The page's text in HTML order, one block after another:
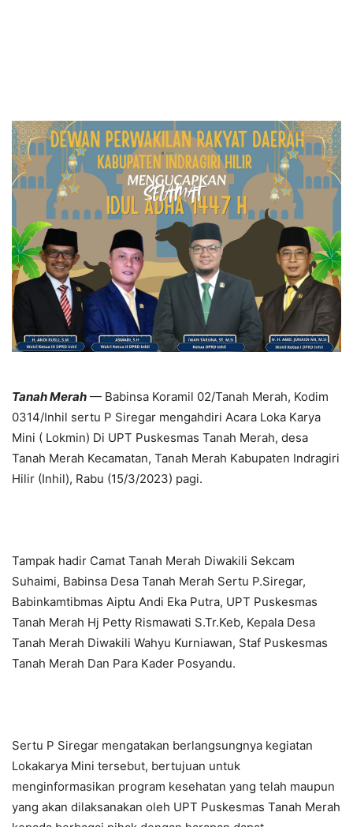
Tanah Merah — Babinsa Koramil 02/Tanah Merah, Kodim
0314/Inhil sertu P Siregar mengahdiri Acara Loka Karya
Mini ( Lokmin) Di UPT Puskesmas Tanah Merah, desa
Tanah Merah Kecamatan, Tanah Merah Kabupaten Indragiri
Hilir (Inhil), Rabu (15/3/2023) pagi.
Tampak hadir Camat Tanah Merah Diwakili Sekcam
Suhaimi, Babinsa Desa Tanah Merah Sertu P.Siregar,
Babinkamtibmas Aiptu Andi Eka Putra, UPT Puskesmas
Tanah Merah Hj Petty Rismawati S.Tr.Keb, Kepala Desa
Tanah Merah Diwakili Wahyu Kurniawan, Staf Puskesmas
Tanah Merah Dan Para Kader Posyandu.
Sertu P Siregar mengatakan berlangsungnya kegiatan
Lokakarya Mini tersebut, bertujuan untuk
menginformasikan program kesehatan yang telah maupun
yang akan dilaksanakan oleh UPT Puskesmas Tanah Merah